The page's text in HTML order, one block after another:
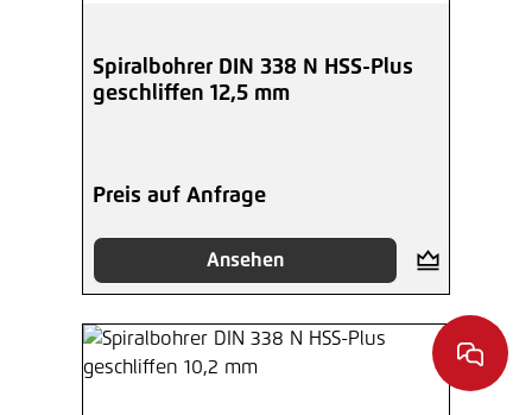
Spiralbohrer DIN 338 N HSS-Plus
geschliffen 12,5 mm
Preis auf Anfrage
Ansehen